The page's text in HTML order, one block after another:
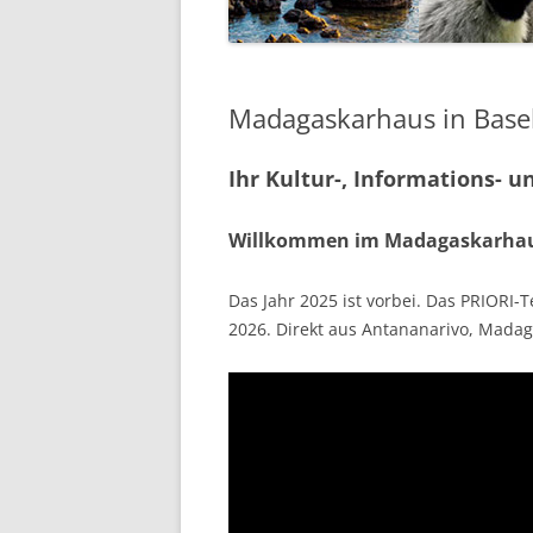
LA
MOZAMBIQUE
SÉNÉGAL
ANOSIBE
REISEPARTNER
Madagaskarhaus in
Ihr Kultur-, Informations-
Willkommen im
Das Jahr 2025 ist vorbei. Das
2026. Direkt aus Antananarivo,